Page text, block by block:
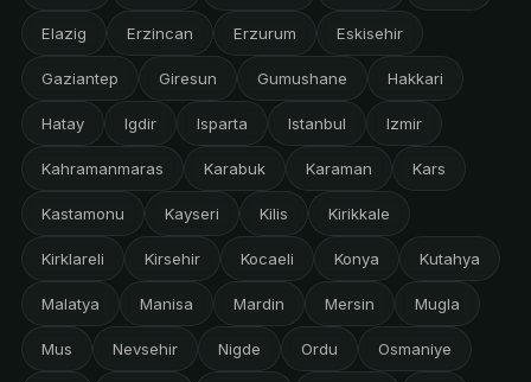
Elazig Erzincan Erzurum Eskisehir
Gaziantep Giresun Gumushane Hakkari
Hatay Igdir Isparta Istanbul Izmir
Kahramanmaras Karabuk Karaman Kars
Kastamonu Kayseri Kilis Kirikkale
Kirklareli Kirsehir Kocaeli Konya Kutahya
Malatya Manisa Mardin Mersin Mugla
Mus Nevsehir Nigde Ordu Osmaniye